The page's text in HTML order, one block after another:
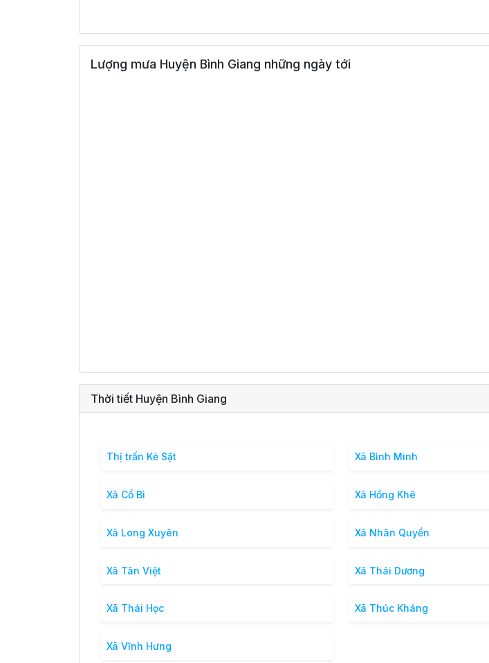
Lượng mưa Huyện Bình Giang những ngày tới
Thời tiết Huyện Bình Giang
Thị trấn Kẻ Sặt Xã Bình Minh
Xã Cổ Bì Xã Hồng Khê
Xã Long Xuyên Xã Nhân Quyền
Xã Tân Việt Xã Thái Dương
Xã Thái Học Xã Thúc Kháng
Xã Vĩnh Hưng